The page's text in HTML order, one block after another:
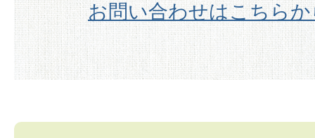
お問い合わせはこちら